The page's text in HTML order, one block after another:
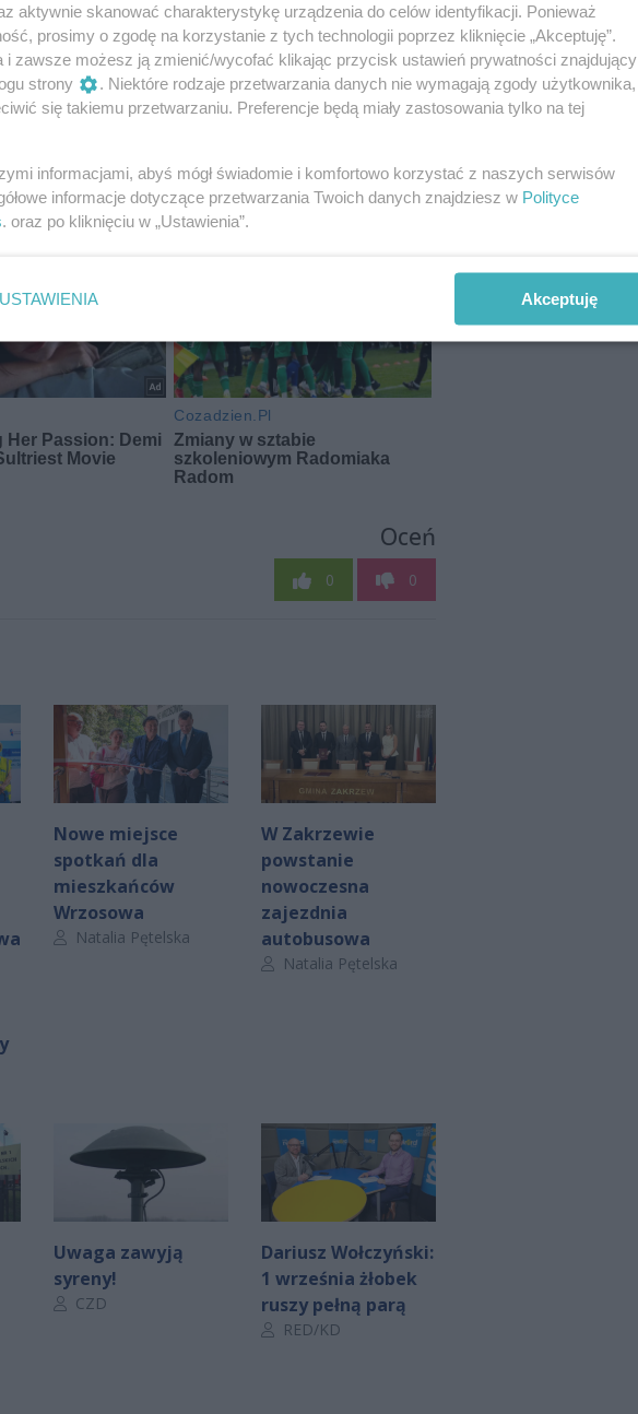
Oceń
0 0
Nowe miejsce
spotkań dla
mieszkańców
Wrzosowa
Autor artykułu:
Natalia Pętelska
W Zakrzewie
powstanie
nowoczesna
zajezdnia
autobusowa
Autor artykułu:
Natalia Pętelska
Uwaga zawyją
syreny!
Autor artykułu:
CZD
Dariusz Wołczyński:
1 września żłobek
ruszy pełną parą
Autor artykułu:
RED/KD
aktywnie skanować charakterystykę urządzenia do celów identyfikacji. Ponieważ
prosimy o zgodę na korzystanie z tych technologii poprzez kliknięcie „Akceptuję”.
i zawsze możesz ją zmienić/wycofać klikając przycisk ustawień prywatności znajdujący
strony
. Niektóre rodzaje przetwarzania danych nie wymagają zgody użytkownika,
się takiemu przetwarzaniu. Preferencje będą miały zastosowania tylko na tej
informacjami, abyś mógł świadomie i komfortowo korzystać z naszych serwisów
informacje dotyczące przetwarzania Twoich danych znajdziesz w Polityce
. oraz po kliknięciu w „Ustawienia”.
USTAWIENIA Akceptuję